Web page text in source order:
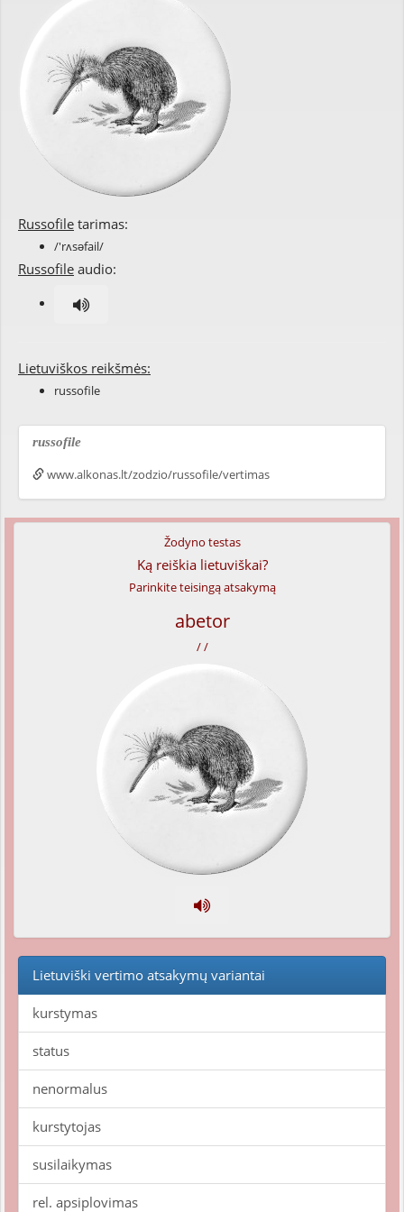
Russofile tarimas:
/'rʌsəfail/
Russofile audio:
Lietuviškos reikšmės:
russofile
russofile
www.alkonas.lt/zodzio/russofile/vertimas
Žodyno testas
Ką reiškia lietuviškai?
Parinkite teisingą atsakymą
abetor
/ /
Lietuviški vertimo atsakymų variantai
kurstymas
status
nenormalus
kurstytojas
susilaikymas
rel. apsiplovimas